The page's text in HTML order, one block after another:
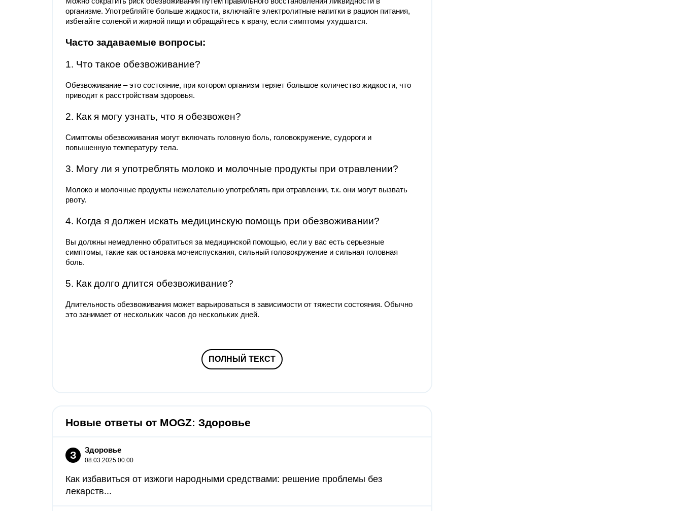
организме. Употребляйте больше жидкости, включайте электролитные напитки в рацион питания,
избегайте соленой и жирной пищи и обращайтесь к врачу, если симптомы ухудшатся.
Часто задаваемые вопросы:
1. Что такое обезвоживание?
Обезвоживание – это состояние, при котором организм теряет большое количество жидкости, что
приводит к расстройствам здоровья.
2. Как я могу узнать, что я обезвожен?
Симптомы обезвоживания могут включать головную боль, головокружение, судороги и
повышенную температуру тела.
3. Могу ли я употреблять молоко и молочные продукты при отравлении?
Молоко и молочные продукты нежелательно употреблять при отравлении, т.к. они могут вызвать
рвоту.
4. Когда я должен искать медицинскую помощь при обезвоживании?
Вы должны немедленно обратиться за медицинской помощью, если у вас есть серьезные
симптомы, такие как остановка мочеиспускания, сильный головокружение и сильная головная
боль.
5. Как долго длится обезвоживание?
Длительность обезвоживания может варьироваться в зависимости от тяжести состояния. Обычно
это занимает от нескольких часов до нескольких дней.
ПОЛНЫЙ ТЕКСТ
Новые ответы от MOGZ: Здоровье
З Здоровье
08.03.2025 00:00
Как избавиться от изжоги народными средствами: решение проблемы без
лекарств...